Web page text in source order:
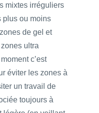
mixtes irréguliers
plus ou moins
de gel et
ultra
c’est
éviter les zones à
un travail de
toujours à